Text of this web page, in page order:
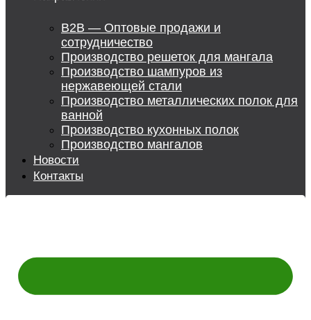
B2B — Оптовые продажи и
сотрудничество
Производство решеток для мангала
Производство шампуров из
нержавеющей стали
Производство металлических полок для
ванной
Производство кухонных полок
Производство мангалов
Новости
Контакты